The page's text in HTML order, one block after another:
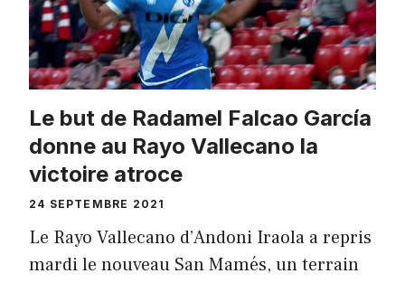
Le but de Radamel Falcao García
donne au Rayo Vallecano la
victoire atroce
24 SEPTEMBRE 2021
Le Rayo Vallecano d’Andoni Iraola a repris
mardi le nouveau San Mamés, un terrain